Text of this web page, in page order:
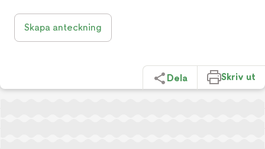
Skapa anteckning
Dela Skriv ut